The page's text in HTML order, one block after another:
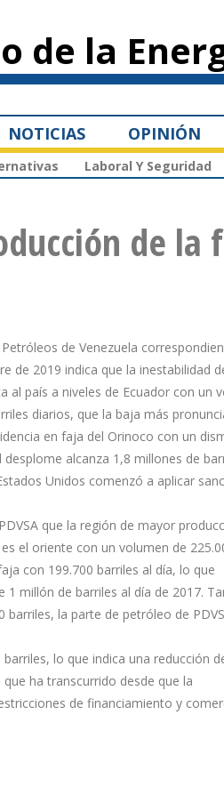
de la
NOTICIAS OPINIÓN
Laboral Y Seguridad
de la
de Venezuela
de 2019 indica que la inestabilidad
al país a niveles de Ecuador con un
diarios, que la baja más
en faja del Orinoco con un
desplome alcanza 1,8 millones de
Unidos comenzó a aplicar
que la región de mayor
el oriente con un volumen de
con 199.700 barriles al día, lo que
1 millón de barriles al día de 2017.
la parte de petróleo de
lo que indica una reducción
ha transcurrido desde que la
de financiamiento y